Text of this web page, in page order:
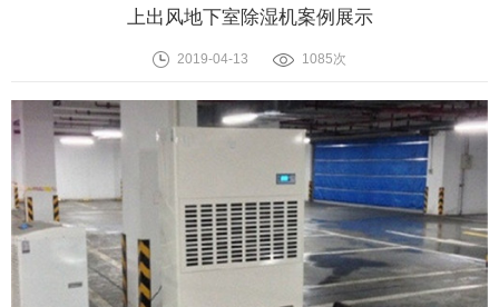
上出风地下室除湿机案例展示
2019-04-13 1085次